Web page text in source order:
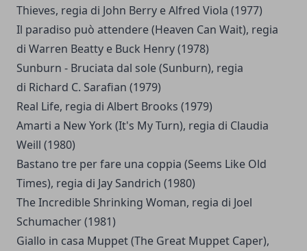
Thieves, regia di John Berry e Alfred Viola (1977)
Il paradiso può attendere (Heaven Can Wait), regia
di Warren Beatty e Buck Henry (1978)
Sunburn - Bruciata dal sole (Sunburn), regia
di Richard C. Sarafian (1979)
Real Life, regia di Albert Brooks (1979)
Amarti a New York (It's My Turn), regia di Claudia
Weill (1980)
Bastano tre per fare una coppia (Seems Like Old
Times), regia di Jay Sandrich (1980)
The Incredible Shrinking Woman, regia di Joel
Schumacher (1981)
Giallo in casa Muppet (The Great Muppet Caper),